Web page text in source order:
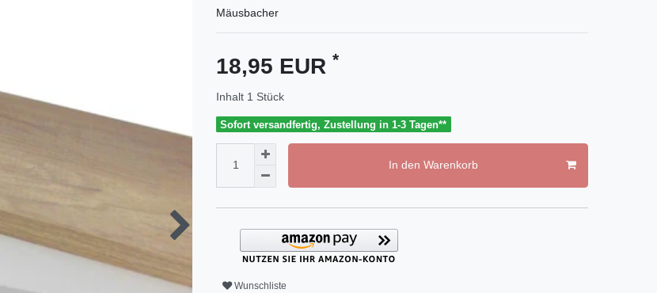
Mäusbacher
18,95 EUR *
Inhalt 1 Stück
Sofort versandfertig, Zustellung in 1-3 Tagen**
In den Warenkorb
Wunschliste